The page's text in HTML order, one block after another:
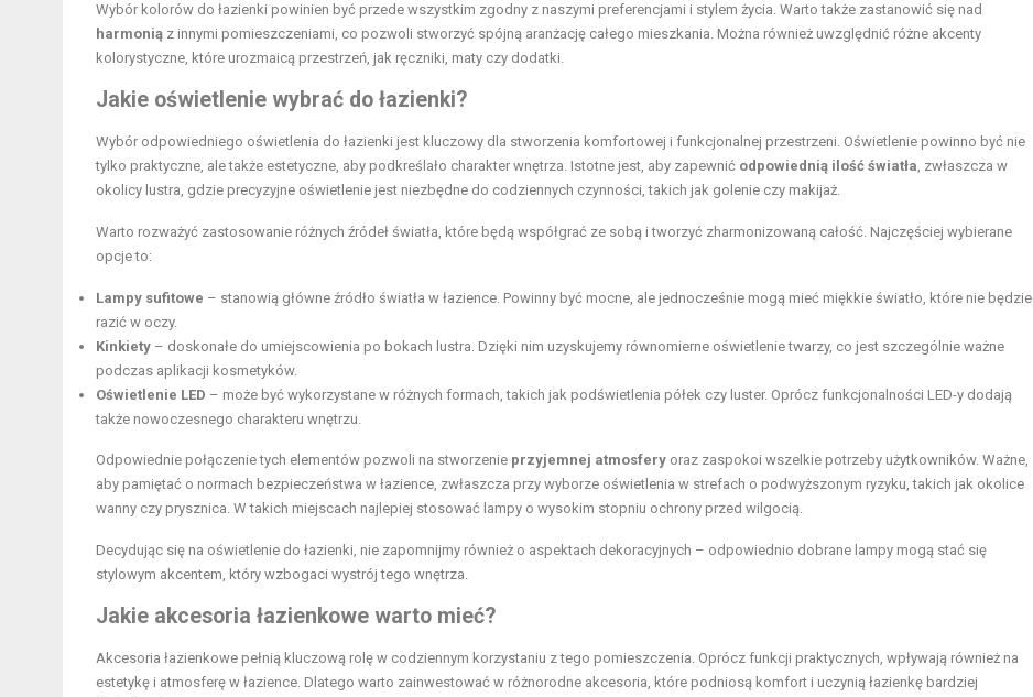
Wybór kolorów do łazienki powinien być przede wszystkim zgodny z naszymi preferencjami i stylem życia. Warto także zastanowić się nad
harmonią z innymi pomieszczeniami, co pozwoli stworzyć spójną aranżację całego mieszkania. Można również uwzględnić różne akcenty
kolorystyczne, które urozmaicą przestrzeń, jak ręczniki, maty czy dodatki.
Jakie oświetlenie wybrać do łazienki?
Wybór odpowiedniego oświetlenia do łazienki jest kluczowy dla stworzenia komfortowej i funkcjonalnej przestrzeni. Oświetlenie powinno być nie
tylko praktyczne, ale także estetyczne, aby podkreślało charakter wnętrza. Istotne jest, aby zapewnić odpowiednią ilość światła, zwłaszcza w
okolicy lustra, gdzie precyzyjne oświetlenie jest niezbędne do codziennych czynności, takich jak golenie czy makijaż.
Warto rozważyć zastosowanie różnych źródeł światła, które będą współgrać ze sobą i tworzyć zharmonizowaną całość. Najczęściej wybierane
opcje to:
Lampy sufitowe – stanowią główne źródło światła w łazience. Powinny być mocne, ale jednocześnie mogą mieć miękkie światło, które nie będzie
razić w oczy.
Kinkiety – doskonałe do umiejscowienia po bokach lustra. Dzięki nim uzyskujemy równomierne oświetlenie twarzy, co jest szczególnie ważne
podczas aplikacji kosmetyków.
Oświetlenie LED – może być wykorzystane w różnych formach, takich jak podświetlenia półek czy luster. Oprócz funkcjonalności LED-y dodają
także nowoczesnego charakteru wnętrzu.
Odpowiednie połączenie tych elementów pozwoli na stworzenie przyjemnej atmosfery oraz zaspokoi wszelkie potrzeby użytkowników. Ważne,
aby pamiętać o normach bezpieczeństwa w łazience, zwłaszcza przy wyborze oświetlenia w strefach o podwyższonym ryzyku, takich jak okolice
wanny czy prysznica. W takich miejscach najlepiej stosować lampy o wysokim stopniu ochrony przed wilgocią.
Decydując się na oświetlenie do łazienki, nie zapomnijmy również o aspektach dekoracyjnych – odpowiednio dobrane lampy mogą stać się
stylowym akcentem, który wzbogaci wystrój tego wnętrza.
Jakie akcesoria łazienkowe warto mieć?
Akcesoria łazienkowe pełnią kluczową rolę w codziennym korzystaniu z tego pomieszczenia. Oprócz funkcji praktycznych, wpływają również na
estetykę i atmosferę w łazience. Dlatego warto zainwestować w różnorodne akcesoria, które podniosą komfort i uczynią łazienkę bardziej